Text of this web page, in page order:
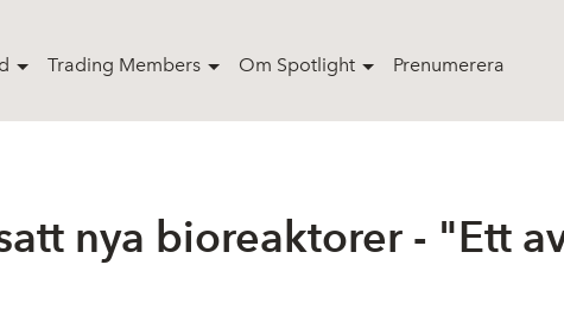
Trading Members Om Spotlight Prenumerera
nya bioreaktorer - "Ett